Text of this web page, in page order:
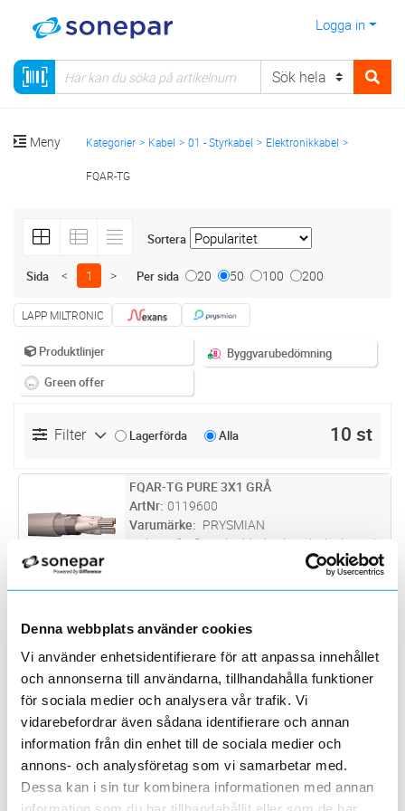
Denna webbplats använder cookies
Vi använder enhetsidentifierare för att anpassa innehållet
och annonserna till användarna, tillhandahålla funktioner
för sociala medier och analysera vår trafik. Vi
vidarebefordrar även sådana identifierare och annan
information från din enhet till de sociala medier och
annons- och analysföretag som vi samarbetar med.
Dessa kan i sin tur kombinera informationen med annan
Logga in
Meny Kategorier Kabel 01 - Styrkabel Elektronikkabel
FQAR-TG
Sortera
Sida < 1 > Per sida 20 50 100 200
LAPP MILTRONIC
Produktlinjer
Byggvarubedömning
Green offer
Filter Lagerförda Alla 10 st
M Lägg i kundvagn
FQAR-TG PURE 3X1 GRÅ
ArtNr 0119600
Varumärke
PRYSMIAN
Halogenfri, flamskyddad och självslocknande
vid brand. Rökutveckling vid händelse av
brand är liten, genomsynlig (underlättar
utrustning. Parterna är tvinnad
M Lägg i kundvagn
FQAR-TG PURE 3X1 GRÅ T500
Varumärke PRYSMIAN
vid brand. Rökutveckling vid händelse av
brand är liten, genomsynlig (underlättar
utrymning) och ej skadlig för elektronisk
utrustning. Parterna är tvinnad...läs mer
M Lägg i kundvagn
FQAR-TG PURE 3X1 BLÅ T500
ArtNr 0119615
Varumärke PRYSMIAN
Halogenfri, flamskyddad och självslocknande
vid brand. Rökutveckling vid händelse av
brand är liten, genomsynlig (underlättar
utrymning) och ej skadlig för elektronisk
M Lägg i kundvagn
FQAR-TG 3X1,0 250V BLÅ
ArtNr
0128130